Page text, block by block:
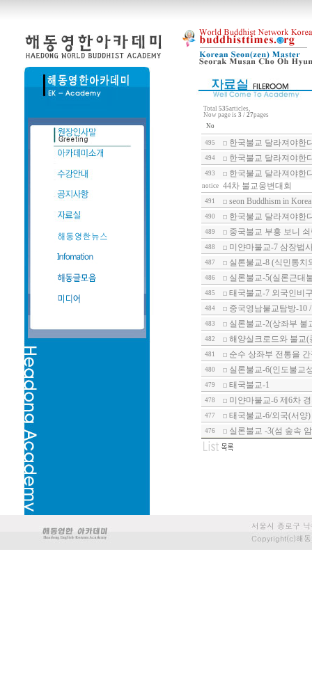
Total 535articles,
Now page is 3 / 27pages
No
495 한국불교 달라져야한
494 한국불교 달라져야한
493 한국불교 달라져야한
notice 44차 불교웅변대회
491 seon Buddhism in Korea
490 한국불교 달라져야한
489 중국불교 부흥 보니
488 미얀마불교-7 삼장법
487 실론불교-8 (식민통치
486 실론불교-5(실론근대
485 태국불교-7 외국인비
484 중국영남불교탐방-10
483 실론불교-2(상좌부 불
482 해양실크로드와 불교
481 순수 상좌부 전통을
480 실론불교-6(인도불교
479 태국불교-1
478 미얀마불교-6 제6차
477 태국불교-6/외국(서양
476 실론불교 -3(섬 숲속